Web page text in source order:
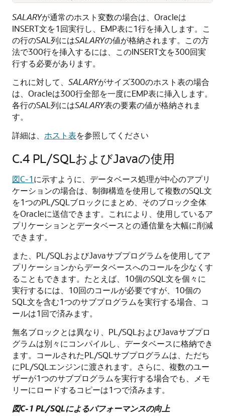
SALARYが通常のホスト変数の場合は、Oracleは
INSERT文を1回実行し、EMP表に1行を挿入します。こ
の行のSAL列にはSALARYの値が格納されます。この方
法で300行を挿入するには、このINSERT文を300回実
行する必要があります。
これに対して、 SALARYがサイズ300のホスト表の場合
は、Oracleは300行全部を一度にEMP表に挿入します。
各行のSAL列にはSALARY表の要素の値が格納されま
す。
詳細は、 ホスト表を参照してください
C.4 PL/SQLおよびJavaの使用
図C-1に示すように、データベース処理が中心のアプリ
ケーションの場合は、制御構造を使用して複数のSQL文
を1つのPL/SQLブロックにまとめ、そのブロック全体
をOracleに送信できます。これにより、使用しているア
プリケーションとデータベースとの通信量を大幅に削減
できます。
また、PL/SQLおよびJavaサブプログラムを使用してア
プリケーションからデータベースへのコールを少なくす
ることもできます。たとえば、10個のSQL文を個々に
実行するには、10回のコールが必要ですが、10個の
SQL文を含む1つのサブプログラムを実行する場合、コ
ールは1回で済みます。
無名ブロックとは異なり、PL/SQLおよびJavaサブプロ
グラムは別々にコンパイルし、データベースに格納でき
ます。コールされたPL/SQLサブプログラムは、ただち
にPL/SQLエンジンに渡されます。さらに、複数のユー
ザーが1つのサブプログラムを実行する場合でも、メモ
リーにロードするコピーは1つで済みます。
図C-1 PL/SQLによるパフォーマンスの向上